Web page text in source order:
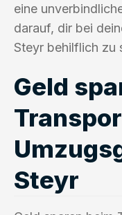
eine
darauf, dir bei
Steyr behilflich zu
Geld
Steyr